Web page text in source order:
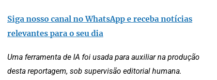
Siga nosso canal no WhatsApp e receba notícias
relevantes para o seu dia
Uma ferramenta de IA foi usada para auxiliar na produção
desta reportagem, sob supervisão editorial humana.